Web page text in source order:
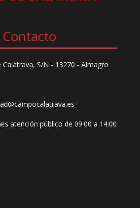
Contacto
Calatrava, S/N - 13270 - Almagro
atención público de 09:00 a 14:00